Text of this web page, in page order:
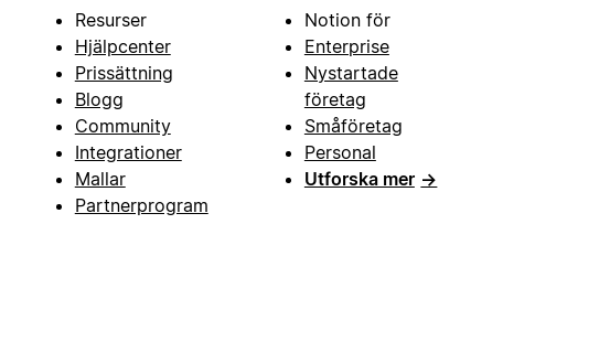
Resurser
Hjälpcenter
Prissättning
Blogg
Community
Integrationer
Mallar
Partnerprogram
Notion för
Enterprise
Nystartade
företag
Småföretag
Personal
Utforska mer →